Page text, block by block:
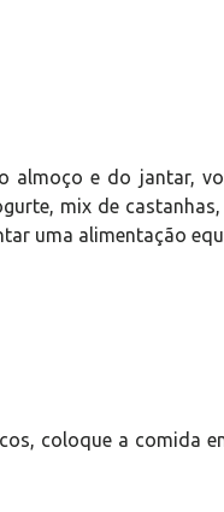
almoço e do jantar,
mix de
uma alimentação
coloque a comida